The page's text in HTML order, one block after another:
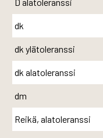
dk
dk ylätoleranssi
dk alatoleranssi
dm
Reikä, alatoleranssi